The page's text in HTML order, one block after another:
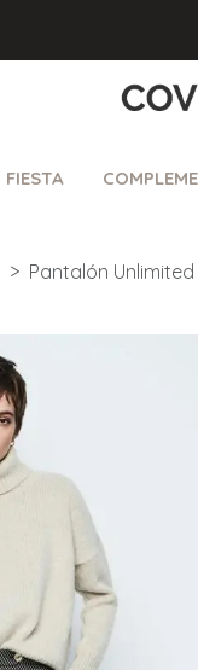
FIESTA
Pantalón